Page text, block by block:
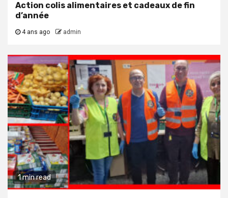
Action colis alimentaires et cadeaux de fin
d’année
4 ans ago admin
1 min read